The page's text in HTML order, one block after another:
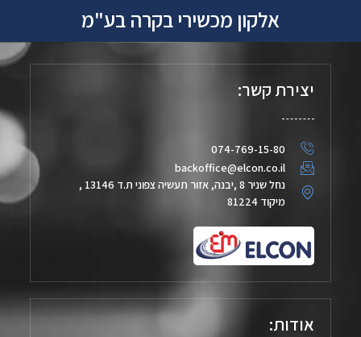
אלקון מכשירי בקרה בע"מ
יצירת קשר:
074-769-15-80
backoffice@elcon.co.il
נחל שניר 8 ,יבנה, אזור תעשיה צפוני ת.ד 13146 ,
מיקוד 81224
אודות: